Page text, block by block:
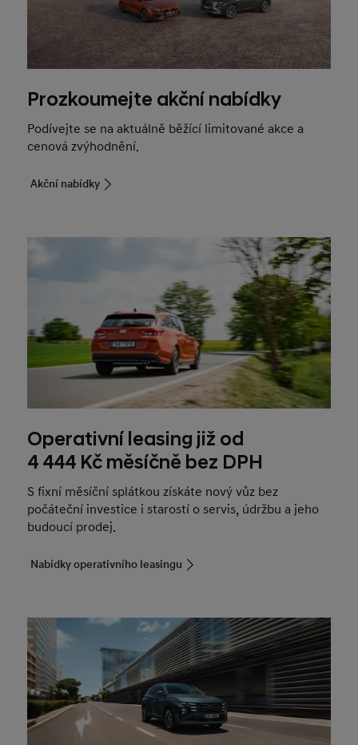
Prozkoumejte akční nabídky
Podívejte se na aktuálně běžící limitované akce a
cenová zvýhodnění.
Akční nabídky
Operativní leasing již od
4 444 Kč měsíčně bez DPH
S fixní měsíční splátkou získáte nový vůz bez
počáteční investice i starostí o servis, údržbu a jeho
budoucí prodej.
Nabídky operativního leasingu